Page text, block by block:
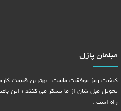
مبلمان پازل
کیفیت رمز موفقیت ماست . بهترین قسمت
تحویل مبل شان از ما تشکر می کنند ؛ این
راه است .